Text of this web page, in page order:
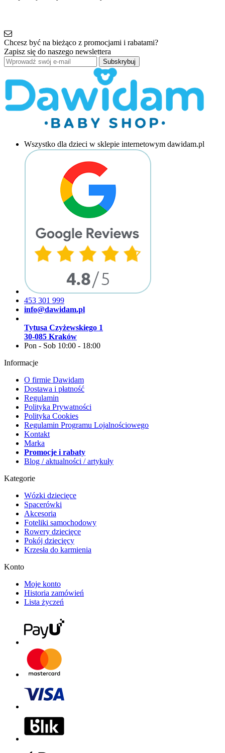
Chcesz być na bieżąco z promocjami i rabatami?
Zapisz się do naszego newslettera
Subskrybuj
Wszystko dla dzieci w sklepie internetowym dawidam.pl
453 301 999
info@dawidam.pl
Tytusa Czyżewskiego 1
30-085 Kraków
Pon - Sob 10:00 - 18:00
Informacje
O firmie Dawidam
Dostawa i płatność
Regulamin
Polityka Prywatności
Polityka Cookies
Regulamin Programu Lojalnościowego
Kontakt
Marka
Promocje i rabaty
Blog / aktualności / artykuły
Kategorie
Wózki dziecięce
Spacerówki
Akcesoria
Foteliki samochodowy
Rowery dziecięce
Pokój dziecięcy
Krzesła do karmienia
Konto
Moje konto
Historia zamówień
Lista życzeń